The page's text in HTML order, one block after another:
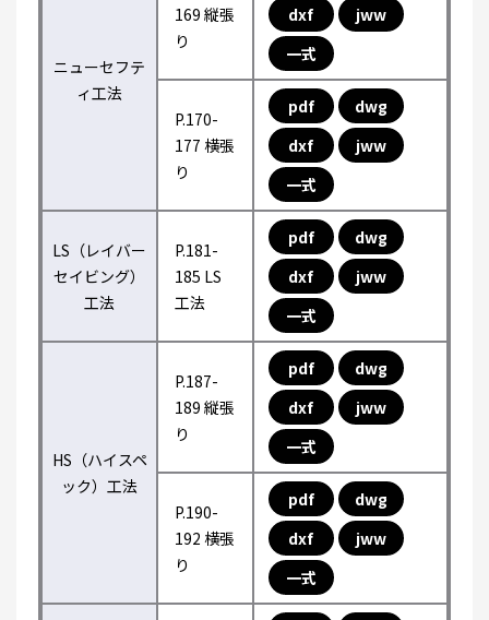
ニューセフテ
ィ工法
169 縦張
り
dxf
jww
一式
P.170-
177 横張
り
pdf
dwg
dxf
jww
一式
LS（レイバー
セイビング）
工法
P.181-
185 LS
工法
pdf
dwg
dxf
jww
一式
HS（ハイスペ
ック）工法
P.187-
189 縦張
り
pdf
dwg
dxf
jww
一式
P.190-
192 横張
り
pdf
dwg
dxf
jww
一式